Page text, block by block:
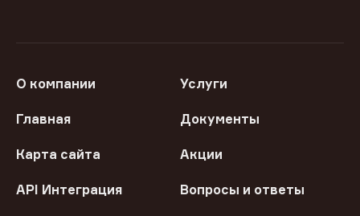
О компании Услуги
Главная Документы
Карта сайта Акции
API Интеграция Вопросы и ответы